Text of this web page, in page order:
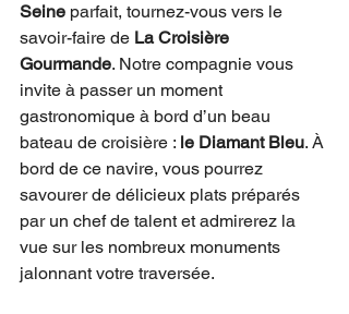
Seine parfait, tournez-vous vers le
savoir-faire de La Croisière
Gourmande. Notre compagnie vous
invite à passer un moment
gastronomique à bord d’un beau
bateau de croisière : le Diamant Bleu. À
bord de ce navire, vous pourrez
savourer de délicieux plats préparés
par un chef de talent et admirerez la
vue sur les nombreux monuments
jalonnant votre traversée.